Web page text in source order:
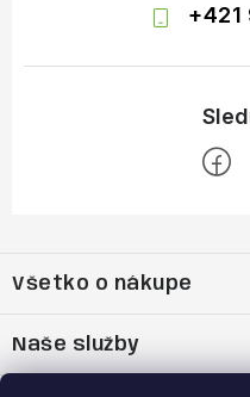
+421
p
ä
t
Všetko o nákupe
Naše služby